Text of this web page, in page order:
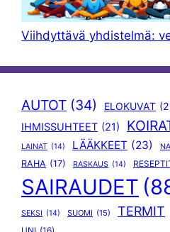
Viihdyttävä yhdistelmä:
AUTOT (34) ELOKUVAT
IHMISSUHTEET (21)
LAINAT (14) LÄÄKKEET (23)
RAHA (17) RASKAUS (14)
SAIRAUDET
SEKSI (14) SUOMI (15) TERMIT